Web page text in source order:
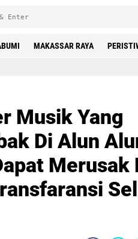
MAKASSAR RAYA
Musik Yang
Di Alun
Merusak